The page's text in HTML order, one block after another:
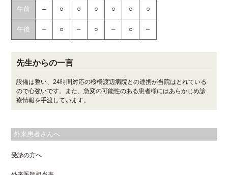
午前 – ○ ○ ○ ○ ○ ○
午後 – ○ – ○ – ○ –
先生からの一言
設備は整い、24時間対応の桜橋渡辺病院との連携が当院はとれている
ので心強いです。また、急変の可能性のある患者様にはあらかじめ診
療情報を手渡しています。
外来患者さんへ
受診の方へ